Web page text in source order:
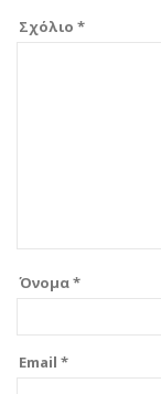
Σχόλιο *
Όνομα*
Email *